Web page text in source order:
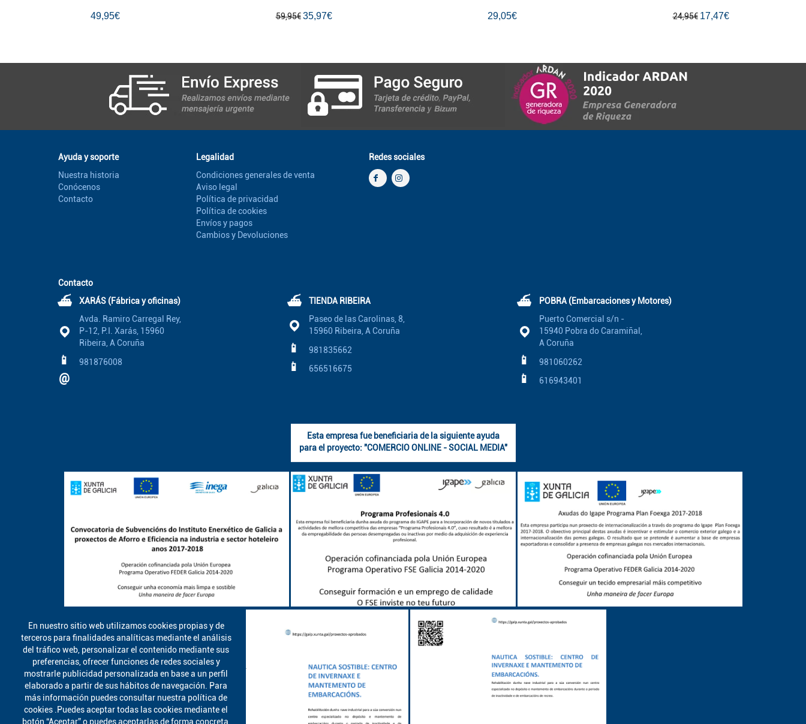
49,95€ 59,95€ 35,97€ 29,05€ 24,95€ 17,47€
En nuestro sitio web utilizamos cookies propias y de
terceros para finalidades analíticas mediante el análisis
del tráfico web, personalizar el contenido mediante sus
preferencias, ofrecer funciones de redes sociales y
mostrarle publicidad personalizada en base a un perfil
elaborado a partir de sus hábitos de navegación. Para
más información puedes consultar nuestra política de
cookies .Puedes aceptar todas las cookies mediante el
botón “Aceptar” o puedes aceptarlas de forma concreta,
Ayuda y soporte
Nuestra historia
Conócenos
Contacto
Legalidad
Condiciones generales de venta
Aviso legal
Política de privacidad
Política de cookies
Envíos y pagos
Cambios y Devoluciones
Redes sociales
Contacto
⛴
XARÁS (Fábrica y oficinas)
Avda. Ramiro Carregal Rey,
P-12, P.I. Xarás, 15960
Ribeira, A Coruña
📱 981876008
@
⛴
TIENDA RIBEIRA
Paseo de las Carolinas, 8,
15960 Ribeira, A Coruña
📱 981835662
📱 656516675
⛴
POBRA (Embarcaciones y Motores)
Puerto Comercial s/n -
15940 Pobra do Caramiñal,
A Coruña
📱 981060262
📱 616943401
Esta empresa fue beneficiaria de la siguiente ayuda
para el proyecto: "COMERCIO ONLINE - SOCIAL MEDIA"